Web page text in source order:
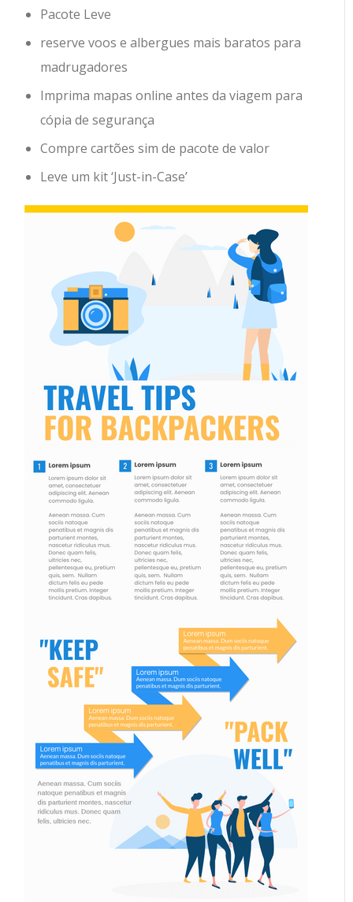
Pacote Leve
reserve voos e albergues mais baratos para
madrugadores
Imprima mapas online antes da viagem para
cópia de segurança
Compre cartões sim de pacote de valor
Leve um kit ‘Just-in-Case’